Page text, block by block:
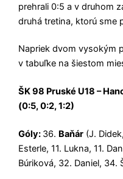
prehrali 0:5 a v druhom
druhá tretina, ktorú sme
Napriek dvom vysokým
v tabuľke na šiestom
ŠK 98 Pruské U18 –
(0:5, 0:2, 1:2)
Góly: 36. Baňár (J.
Esterle, 11. Lukna, 11.
Búriková, 32. Daniel, 34.